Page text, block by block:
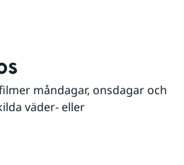
måndagar, onsdagar och
väder- eller